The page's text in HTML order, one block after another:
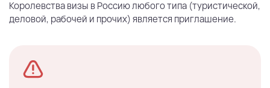
Королевства визы в Россию любого типа (туристической,
деловой, рабочей и прочих) является приглашение.